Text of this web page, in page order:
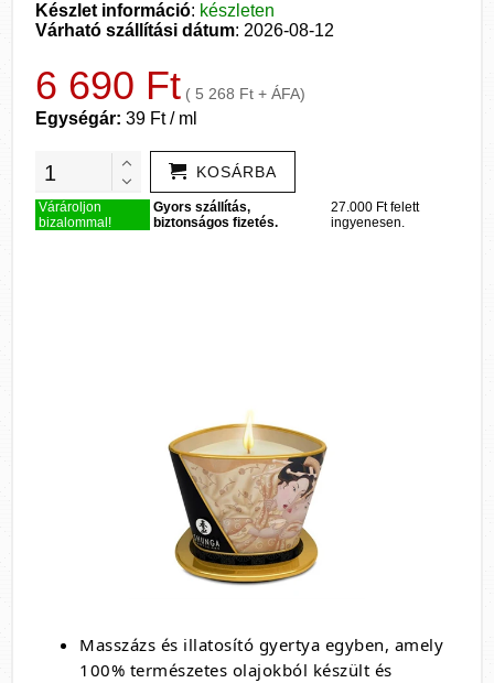
Készlet információ: készleten
Várható szállítási dátum: 2026-08-12
6 690 Ft ( 5 268 Ft + ÁFA)
Egységár: 39 Ft / ml
KOSÁRBA
Várároljon
bizalommal!
Gyors szállítás,
biztonságos fizetés.
27.000 Ft felett
ingyenesen.
Masszázs és illatosító gyertya egyben, amely
100% természetes olajokból készült és